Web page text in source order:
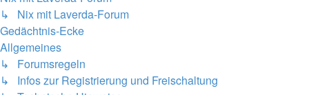
↳ Nix mit Laverda-Forum
Gedächtnis-Ecke
Allgemeines
↳ Forumsregeln
↳ Infos zur Registrierung und Freischaltung